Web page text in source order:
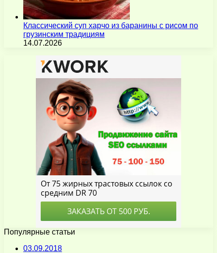
Классический суп харчо из баранины с рисом по
грузинским традициям
14.07.2026
Популярные статьи
03.09.2018